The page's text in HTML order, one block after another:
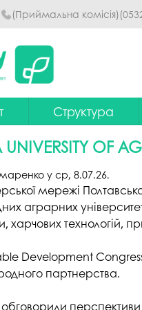
(Приймальна комісія)
Структура
Наглядова рада
Вчена рада
Факультети та
Коледжі
OF
у ср, 8.07.26.
мережі
аграрних
технологій,
Development
партнерства.
обговорили